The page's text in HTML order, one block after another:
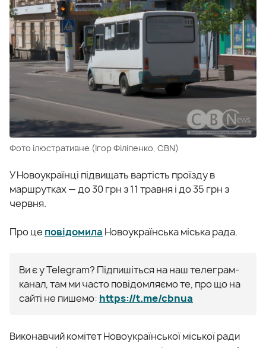
Фото ілюстративне (Ігор Філіпенко, CBN)
У Новоукраїнці підвищать вартість проїзду в
маршрутках — до 30 грн з 11 травня і до 35 грн з
червня.
Про це повідомила Новоукраїнська міська рада.
Ви є у Telegram? Підпишіться на наш телеграм-
канал, там ми часто повідомляємо те, про що на
сайті не пишемо: https://t.me/cbnua
Виконавчий комітет Новоукраїнської міської ради